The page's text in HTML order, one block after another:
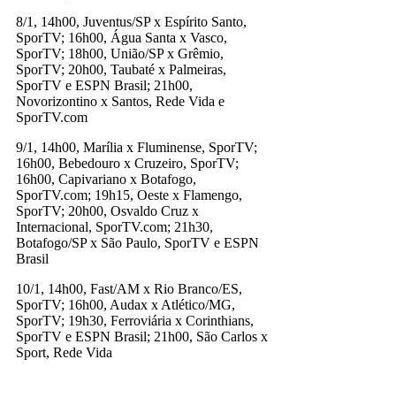
8/1, 14h00, Juventus/SP x Espírito Santo,
SporTV; 16h00, Água Santa x Vasco,
SporTV; 18h00, União/SP x Grêmio,
SporTV; 20h00, Taubaté x Palmeiras,
SporTV e ESPN Brasil; 21h00,
Novorizontino x Santos, Rede Vida e
SporTV.com
9/1, 14h00, Marília x Fluminense, SporTV;
16h00, Bebedouro x Cruzeiro, SporTV;
16h00, Capivariano x Botafogo,
SporTV.com; 19h15, Oeste x Flamengo,
SporTV; 20h00, Osvaldo Cruz x
Internacional, SporTV.com; 21h30,
Botafogo/SP x São Paulo, SporTV e ESPN
Brasil
10/1, 14h00, Fast/AM x Rio Branco/ES,
SporTV; 16h00, Audax x Atlético/MG,
SporTV; 19h30, Ferroviária x Corinthians,
SporTV e ESPN Brasil; 21h00, São Carlos x
Sport, Rede Vida